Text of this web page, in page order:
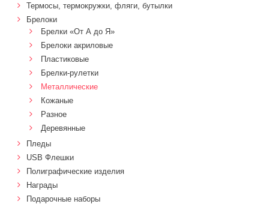
Термосы, термокружки, фляги, бутылки
Брелоки
Брелки «От А до Я»
Брелоки акриловые
Пластиковые
Брелки-рулетки
Металлические
Кожаные
Разное
Деревянные
Пледы
USB Флешки
Полиграфические изделия
Награды
Подарочные наборы